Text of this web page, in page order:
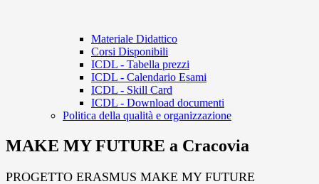
Materiale Didattico
Corsi Disponibili
ICDL - Tabella prezzi
ICDL - Calendario Esami
ICDL - Skill Card
ICDL - Download documenti
Politica della qualità e organizzazione
MAKE MY FUTURE a Cracovia
PROGETTO ERASMUS MAKE MY FUTURE